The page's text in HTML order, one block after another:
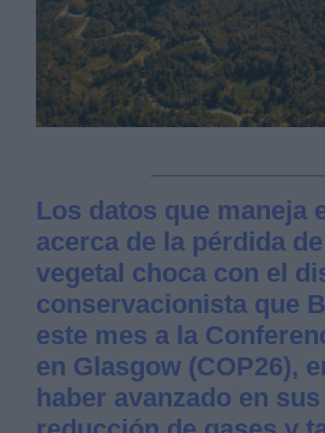
Los datos que maneja
acerca de la pérdida
vegetal choca con el
conservacionista que
este mes a la
en Glasgow (COP26),
haber avanzado en